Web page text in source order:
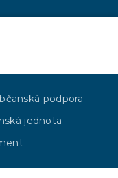
podpora
jednota